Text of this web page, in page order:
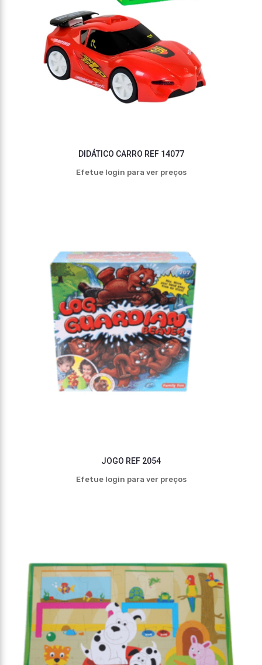
DIDÁTICO CARRO REF 14077
Efetue login para ver preços
JOGO REF 2054
Efetue login para ver preços